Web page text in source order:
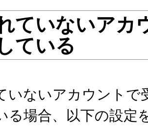
ていないアカ
ている
いないアカウントで
る場合、以下の設定